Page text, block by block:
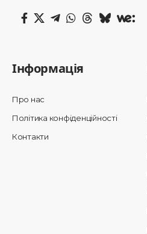
Інформація
Про нас
Політика конфіденційності
Контакти